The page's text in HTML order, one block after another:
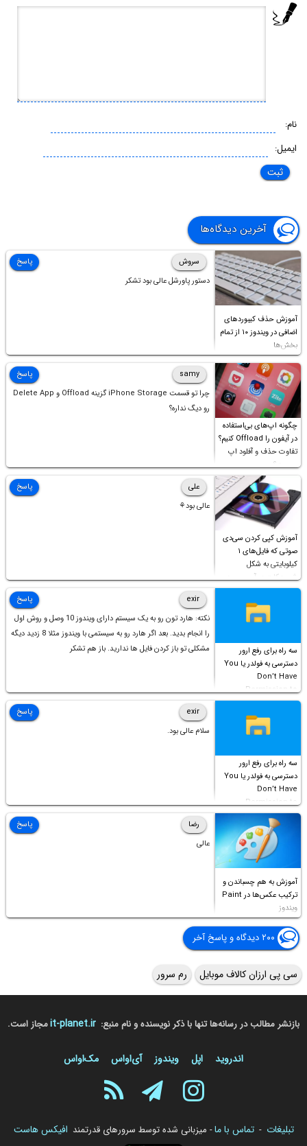
نام:
ایمیل:
آخرین دیدگاه‌ها
آموزش حذف کیبوردهای
اضافی در ویندوز ۱۰ از تمام
بخش‌ها
سروش
دستور پاورشل عالی بود تشکر
پاسخ
چگونه اپ‌های بی‌استفاده
در آیفون را Offload کنیم؟
تفاوت حذف و آفلود اپ
چیست؟
samy
چرا تو قسمت iPhone Storage گزینه Offload و Delete App
رو دیگ نداره؟
پاسخ
آموزش کپی کردن سی‌دی
صوتی که فایل‌های ۱
کیلوبایتی به شکل
شورت‌کات در آن موجود
است!
علی
عالی بود⚘
پاسخ
سه راه برای رفع ارور
دسترسی به فولدر یا You
Don’t Have
Permission to
Access this folder
exir
نکته: هارد تون رو به یک سیستم دارای ویندوز 10 وصل و روش اول
را انجام بدید. بعد اگر هارد رو به سیستمی با ویندوز مثلا 8 زدید دیگه
مشکلی تو باز کردن فایل ها ندارید. باز هم تشکر
پاسخ
سه راه برای رفع ارور
دسترسی به فولدر یا You
Don’t Have
Permission to
Access this folder
exir
سلام عالی بود.
پاسخ
آموزش به هم چسباندن و
ترکیب عکس‌ها در Paint
ویندوز
رضا
عالی
پاسخ
۲۰۰ دیدگاه و پاسخ آخر
سی پی ارزان کالاف موبایل رم سرور
بازنشر مطالب در رسانه‌ها تنها با ذکر نویسنده و نام منبع: it-planet.irمجاز است.
اندروید اپل ویندوز آی‌او‌اس مک‌او‌اس
تبلیغات - تماس با ما- میزبانی شده توسط سرورهای قدرتمند افیکس هاست